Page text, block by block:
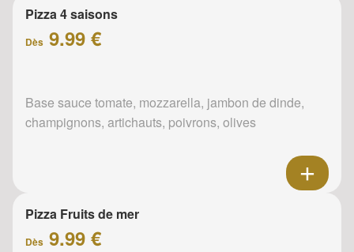
Pizza 4 saisons
Dès 9.99 €
Base sauce tomate, mozzarella, jambon de dinde,
champignons, artichauts, poivrons, olives
Pizza Fruits de mer
Dès 9.99 €